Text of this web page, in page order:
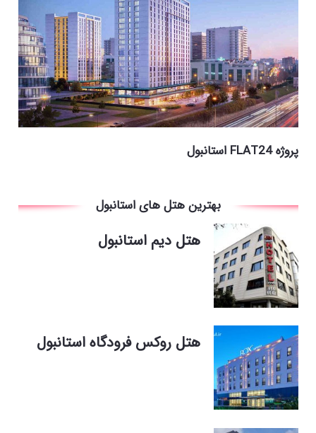
پروژه FLAT24 استانبول
بهترین هتل های استانبول
هتل دیم استانبول
هتل روکس فرودگاه استانبول